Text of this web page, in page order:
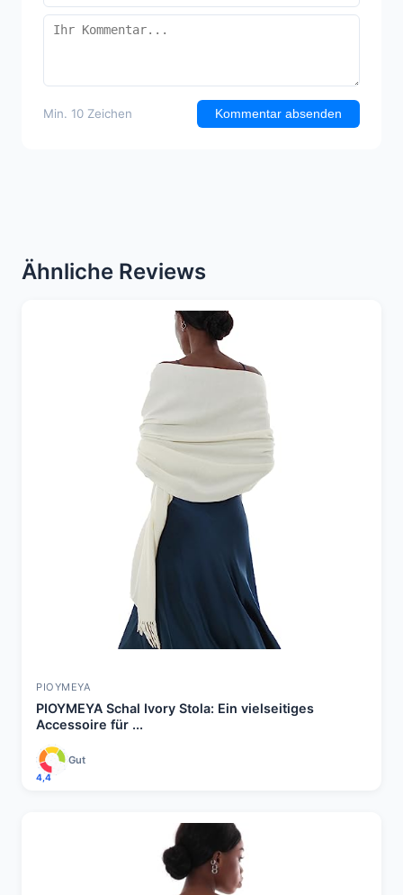
Min. 10 Zeichen Kommentar absenden
Ähnliche Reviews
PIOYMEYA
PIOYMEYA Schal Ivory Stola: Ein vielseitiges
Accessoire für ...
4,4
Gut